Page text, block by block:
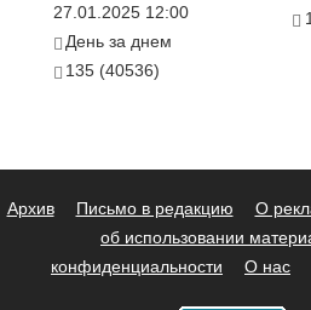
27.01.2025 12:00
День за днем
135 (40536)
Архив Письмо в редакцию О
об использовании
конфиденциальности
О нас